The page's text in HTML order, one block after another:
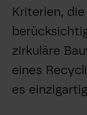
Kriterien,
zirkuläre
eines
es